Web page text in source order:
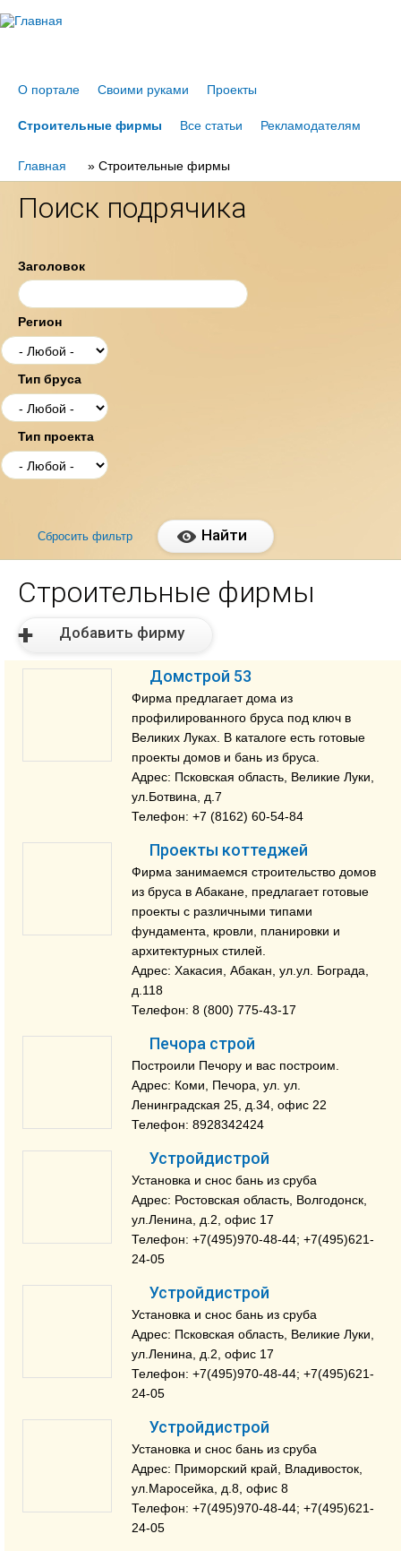
О портале Своими руками Проекты
Строительные фирмы Все статьи Рекламодателям
Вы
здесь
Главная » Строительные фирмы
Поиск подрячика
Заголовок
Регион
Тип бруса
Тип проекта
Строительные фирмы
Добавить фирму
Домстрой 53
Фирма предлагает дома из
профилированного бруса под ключ в
Великих Луках. В каталоге есть готовые
проекты домов и бань из бруса.
Адрес: Псковская область, Великие Луки,
ул.Ботвина, д.7
Телефон: +7 (8162) 60-54-84
Проекты коттеджей
Фирма занимаемся строительство домов
из бруса в Абакане, предлагает готовые
проекты с различными типами
фундамента, кровли, планировки и
архитектурных стилей.
Адрес: Хакасия, Абакан, ул.ул. Бограда,
д.118
Телефон: 8 (800) 775-43-17
Печора строй
Построили Печору и вас построим.
Адрес: Коми, Печора, ул. ул.
Ленинградская 25, д.34, офис 22
Телефон: 8928342424
Устройдистрой
Установка и снос бань из сруба
Адрес: Ростовская область, Волгодонск,
ул.Ленина, д.2, офис 17
Телефон: +7(495)970-48-44; +7(495)621-
24-05
Устройдистрой
Установка и снос бань из сруба
Адрес: Псковская область, Великие Луки,
ул.Ленина, д.2, офис 17
Телефон: +7(495)970-48-44; +7(495)621-
24-05
Устройдистрой
Установка и снос бань из сруба
Адрес: Приморский край, Владивосток,
ул.Маросейка, д.8, офис 8
Телефон: +7(495)970-48-44; +7(495)621-
24-05